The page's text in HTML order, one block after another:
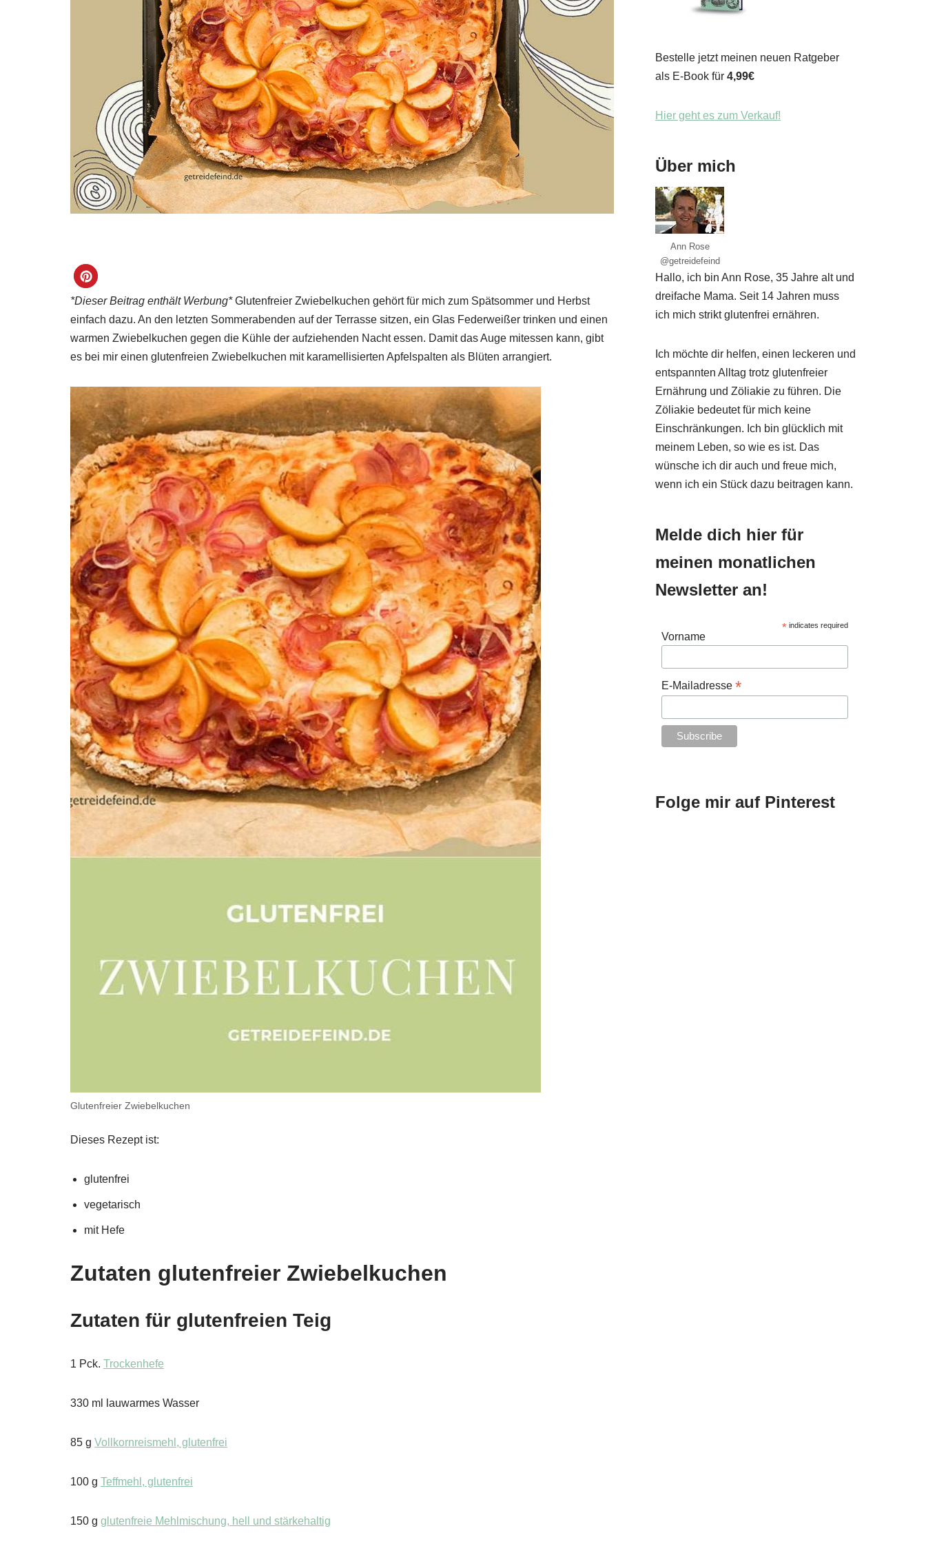
*Dieser Beitrag enthält Werbung*Glutenfreier Zwiebelkuchen gehört für mich zum Spätsommer und Herbst
einfach dazu. An den letzten Sommerabenden auf der Terrasse sitzen, ein Glas Federweißer trinken und einen
warmen Zwiebelkuchen gegen die Kühle der aufziehenden Nacht essen. Damit das Auge mitessen kann, gibt
es bei mir einen glutenfreien Zwiebelkuchen mit karamellisierten Apfelspalten als Blüten arrangiert.
Glutenfreier Zwiebelkuchen
Dieses Rezept ist:
glutenfrei
vegetarisch
mit Hefe
Zutaten glutenfreier Zwiebelkuchen
Zutaten für glutenfreien Teig
1 Pck. Trockenhefe
330 ml lauwarmes Wasser
85 g Vollkornreismehl, glutenfrei
100 g Teffmehl, glutenfrei
150 g glutenfreie Mehlmischung, hell und stärkehaltig
Bestelle jetzt meinen neuen Ratgeber
als E-Book für 4,99€
Hier geht es zum Verkauf!
Über mich
Ann Rose
@getreidefeind
Hallo, ich bin Ann Rose, 35 Jahre alt und
dreifache Mama. Seit 14 Jahren muss
ich mich strikt glutenfrei ernähren.
Ich möchte dir helfen, einen leckeren und
entspannten Alltag trotz glutenfreier
Ernährung und Zöliakie zu führen. Die
Zöliakie bedeutet für mich keine
Einschränkungen. Ich bin glücklich mit
meinem Leben, so wie es ist. Das
wünsche ich dir auch und freue mich,
wenn ich ein Stück dazu beitragen kann.
Melde dich hier für
meinen monatlichen
Newsletter an!
*indicates required
Vorname
E-Mailadresse *
Folge mir auf Pinterest